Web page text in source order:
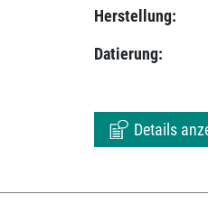
Herstellung:
Datierung:
Details